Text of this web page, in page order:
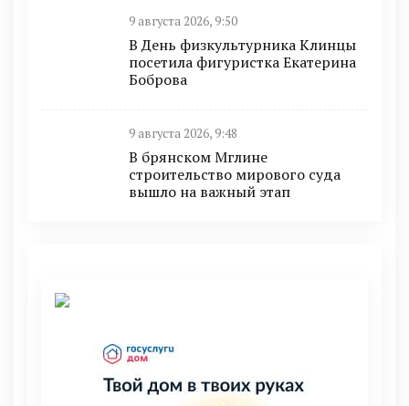
9 августа 2026, 9:50
В День физкультурника Клинцы
посетила фигуристка Екатерина
Боброва
9 августа 2026, 9:48
В брянском Мглине
строительство мирового суда
вышло на важный этап